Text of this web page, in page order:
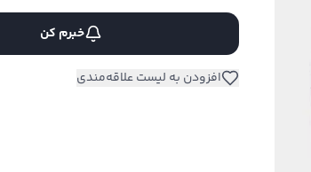
خبرم کن
افزودن به لیست علاقه‌مندی